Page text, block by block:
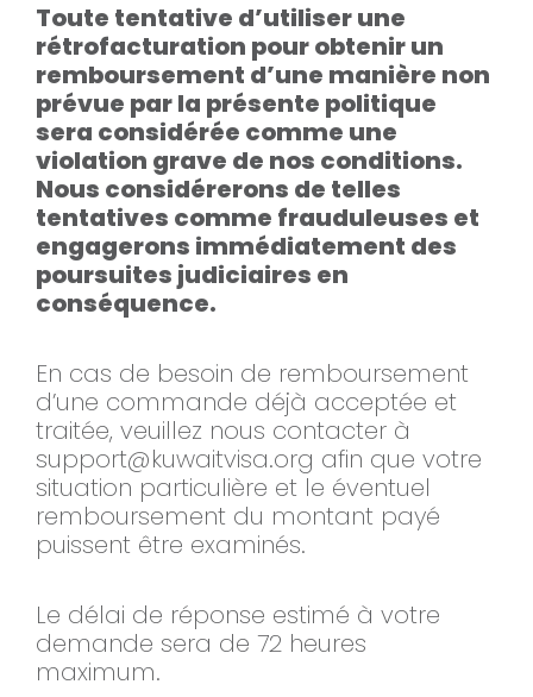
Toute tentative d’utiliser une
rétrofacturation pour obtenir un
remboursement d’une manière non
prévue par la présente politique
sera considérée comme une
violation grave de nos conditions.
Nous considérerons de telles
tentatives comme frauduleuses et
engagerons immédiatement des
poursuites judiciaires en
conséquence.
En cas de besoin de remboursement
d’une commande déjà acceptée et
traitée, veuillez nous contacter à
support@kuwaitvisa.org afin que votre
situation particulière et le éventuel
remboursement du montant payé
puissent être examinés.
Le délai de réponse estimé à votre
demande sera de 72 heures
maximum.